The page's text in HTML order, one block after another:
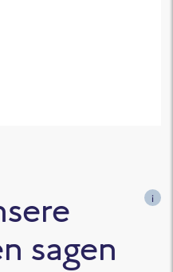
sagen
i